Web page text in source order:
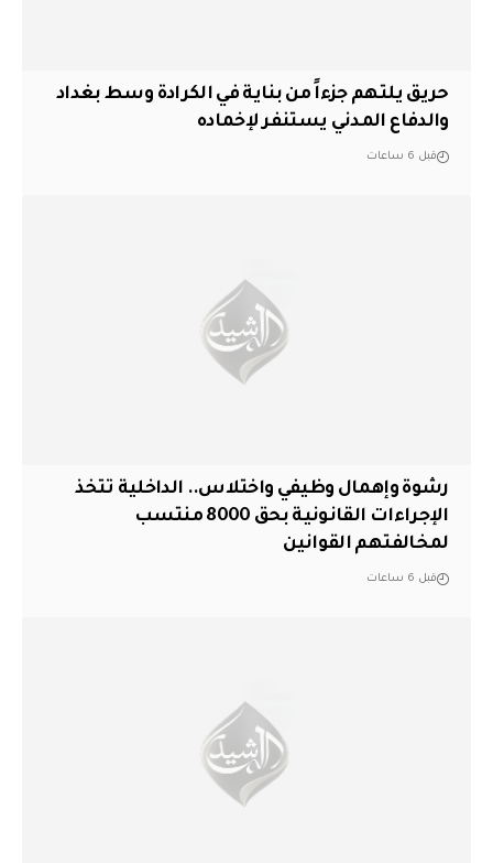
حريق يلتهم جزءاً من بناية في الكرادة وسط بغداد
والدفاع المدني يستنفر لإخماده
قبل 6 ساعات
رشوة وإهمال وظيفي واختلاس.. الداخلية تتخذ
الإجراءات القانونية بحق 8000 منتسب
لمخالفتهم القوانين
قبل 6 ساعات